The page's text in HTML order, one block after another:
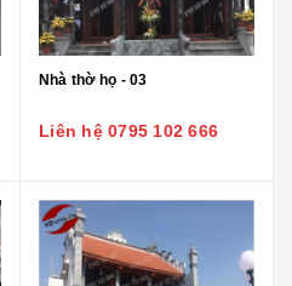
Nhà thờ họ - 03
Liên hệ 0795 102 666